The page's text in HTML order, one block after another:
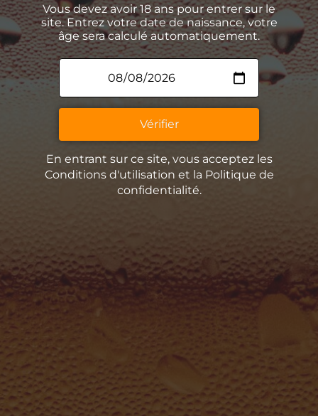
Vous devez avoir 18 ans pour entrer sur le
site. Entrez votre date de naissance, votre
âge sera calculé automatiquement.
Vérifier
En entrant sur ce site, vous acceptez les
Conditions d'utilisation et la Politique de
confidentialité.
La Brasserie Insulaire
Espace Presse
La Remise Paviot, 27380 Charleval
boutique !
Horaires
Du mercredi au vendredi 9h – 18h